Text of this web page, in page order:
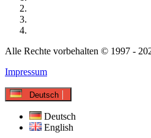
Alle Rechte vorbehalten © 1997 -
Impressum
Deutsch
Deutsch
English